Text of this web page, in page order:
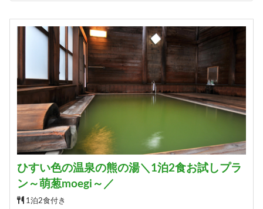
予約する
特別室【禁煙】
67,800円 (33,900円/人/泊)
詳細
ひすい色の温泉の熊の湯＼1泊2食お試しプラ
ン～萌葱moegi～／
1泊2食付き